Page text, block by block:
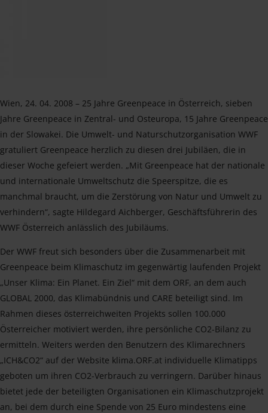
Wien, 24. 04. 2008 – 25 Jahre Greenpeace in Österreich, sieben
Jahre Greenpeace in Zentral- und Osteuropa, 15 Jahre Greenpeace
in der Slowakei. Die Umwelt- und Naturschutzorganisation WWF
gratuliert Greenpeace herzlich zu diesen drei Jubiläen, die in
dieser Woche gefeiert werden. „Mit Greenpeace hat der nationale
und internationale Umweltschutz die Speerspitze, die es
manchmal braucht, um die Zerstörung von Natur und Umwelt zu
verhindern“, sagte Hildegard Aichberger, Geschäftsführerin des
WWF Österreich anlässlich des Jubiläums.
Der WWF freut sich besonders über die Zusammenarbeit mit
Greenpeace beim Klimaschutz im gegenwärtig laufenden Projekt
„Unser Klima: Ein Planet. Ein Ziel“ mit dem ORF, an dem auch
GLOBAL 2000, das Klimabündnis und CARE beteiligt sind. Im
Rahmen dieses österreichweiten Projekts sollen 100.000
Österreicher motiviert werden, ihre persönliche CO2-Bilanz zu
ermitteln. Weiters werden den Benutzern des Klimarechners
„ICH&CO2“ auf der Website klima.ORF.at individuelle Klimatipps
geboten um ihren CO2-Verbrauch zu verringern. Darüber hinaus
bietet jede der beteiligten Organisationen ein Klimaschutzprojekt
an, bei dem durch eine Spende von 25 Euro mindestens eine